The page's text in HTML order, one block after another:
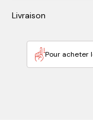
Livraison
Pour acheter